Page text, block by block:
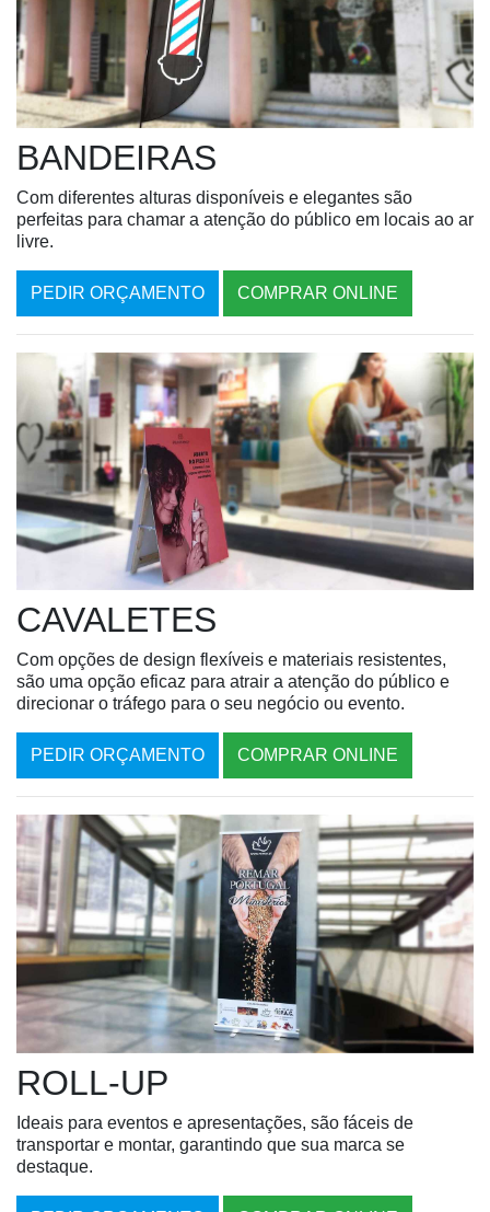
BANDEIRAS
Com diferentes alturas disponíveis e elegantes são
perfeitas para chamar a atenção do público em locais ao ar
livre.
PEDIR ORÇAMENTO COMPRAR ONLINE
CAVALETES
Com opções de design flexíveis e materiais resistentes,
são uma opção eficaz para atrair a atenção do público e
direcionar o tráfego para o seu negócio ou evento.
PEDIR ORÇAMENTO COMPRAR ONLINE
ROLL-UP
Ideais para eventos e apresentações, são fáceis de
transportar e montar, garantindo que sua marca se
destaque.